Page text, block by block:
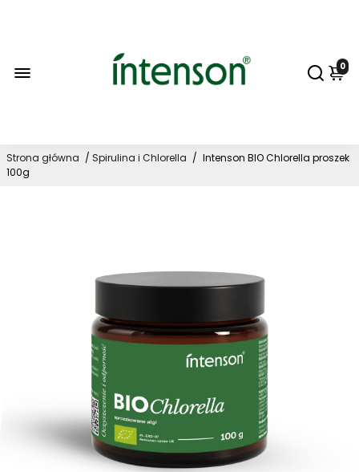
0
Strona główna / Spirulina i Chlorella / Intenson BIO Chlorella proszek
100g